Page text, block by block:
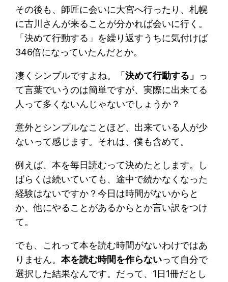
その後も、師匠に会いに大宮へ行ったり、札幌
に古川さんが来ることが分かれば会いに行く。
「決めて行動する」を繰り返すうちに気付けば
346倍になっていたんだとか。
凄くシンプルですよね。「決めて行動する」 っ
て言葉でいうのは簡単ですが、実際に出来てる
人って多くないんじゃないでしょうか？
意外とシンプルなことほど、出来ている人が少
ないって感じます。それは、僕も含めて。
例えば、本を毎日読むって決めたとします。し
ばらくは続いていても、途中で続かなくなった
経験はないですか？今日は時間がないからと
か、他にやることがあるからとか言い訳をつけ
て。
でも、これって本を読む時間がないわけではあ
りません。本を読む時間を作らないって自分で
選択した結果なんです。だって、1日1冊だとし